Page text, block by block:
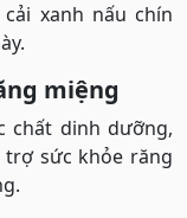
xanh nấu chín
miệng
chất dinh dưỡng,
sức khỏe răng